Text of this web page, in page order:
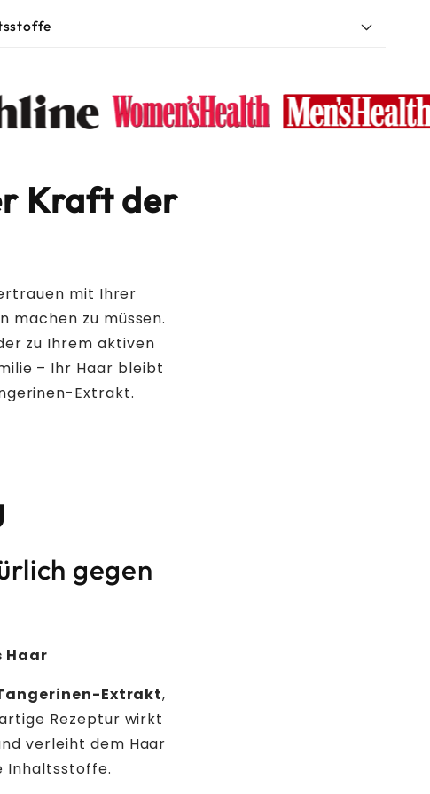
Sulfate
Konservierungsstoffe
Kraft der
mit Ihrer
machen zu müssen.
zu Ihrem aktiven
– Ihr Haar bleibt
Extrakt.
gegen
Haar
Extrakt,
Rezeptur wirkt
verleiht dem Haar
Inhaltsstoffe.